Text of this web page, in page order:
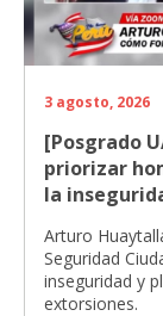
3 agosto, 2026
[Posgrado
priorizar
la
Arturo
Seguridad
inseguridad y
extorsiones.